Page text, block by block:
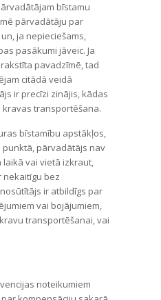
bīstamu
pārvadātāju par
ja nepieciešams,
pasākumi jāveic. Ja
pavadzīmē, tad
citādā veidā
ir precīzi zinājis, kādas
transportēšana.
bīstamību apstākļos,
punktā, pārvadātājs nav
laikā vai vietā izkraut,
nekaitīgu bez
ir atbildīgs par
vai bojājumiem,
transportēšanai, vai
noteikumiem